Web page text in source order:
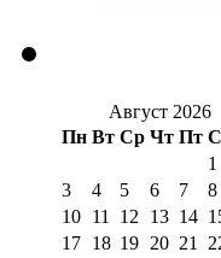
Август 2026
Пн Вт Ср Чт Пт
1
3
4 5 6 7 8
10 11 12 13 14
17 18 19 20 21